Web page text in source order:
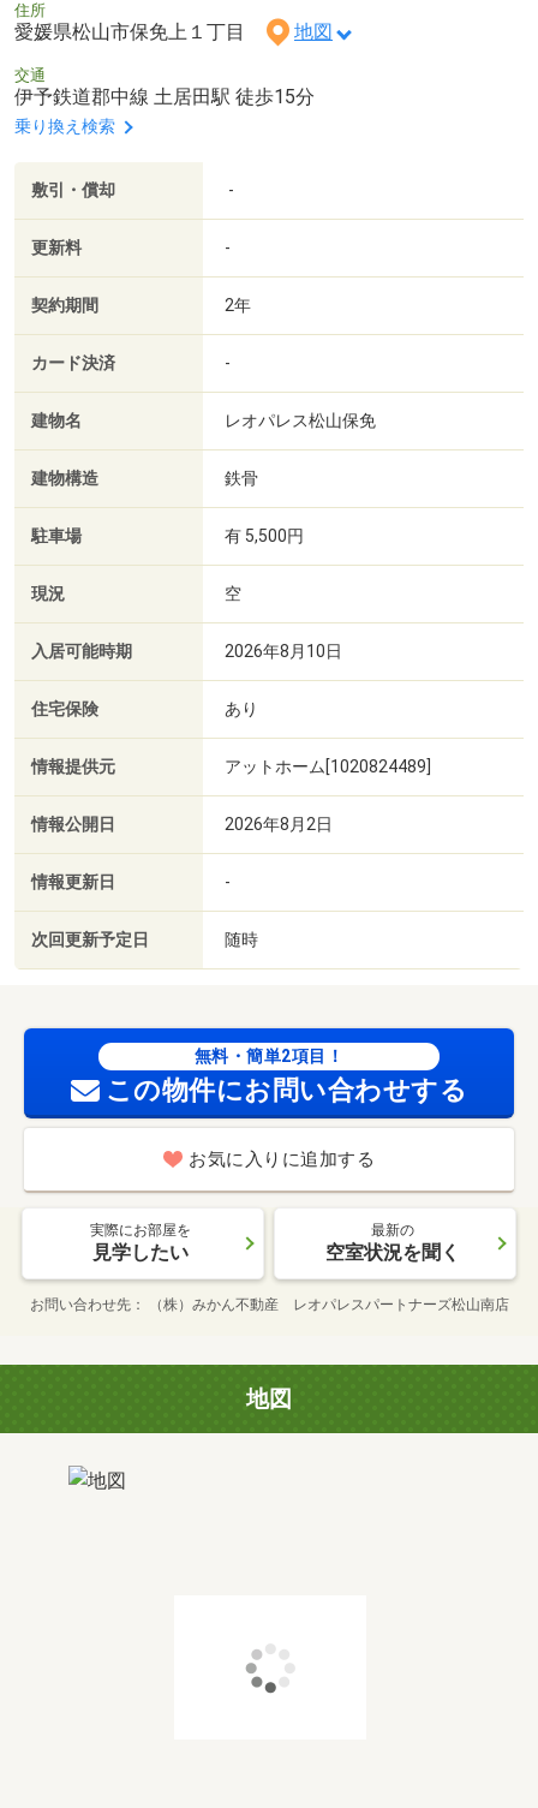
住所
愛媛県松山市保免上１丁目 地図
交通
伊予鉄道郡中線 土居田駅 徒歩15分
乗り換え検索
敷引・償却 -
更新料 -
契約期間 2年
カード決済 -
建物名 レオパレス松山保免
建物構造 鉄骨
駐車場 有 5,500円
現況 空
入居可能時期 2026年8月10日
住宅保険 あり
情報提供元 アットホーム[1020824489]
情報公開日 2026年8月2日
情報更新日 -
次回更新予定日 随時
無料・簡単2項目！
この物件にお問い合わせする
お気に入りに追加する
実際にお部屋を
見学したい
最新の
空室状況を聞く
お問い合わせ先 （株）みかん不動産 レオパレスパートナーズ松山南店
地図